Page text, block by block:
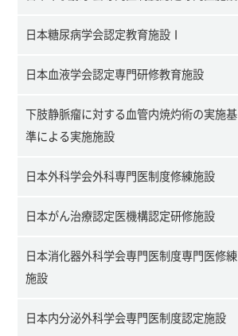
日本糖尿病学会認定教育施設Ⅰ
日本血液学会認定専門研修教育施設
下肢静脈瘤に対する血管内焼灼術の実施基
準による実施施設
日本外科学会外科専門医制度修練施設
日本がん治療認定医機構認定研修施設
日本消化器外科学会専門医制度専門医修練
施設
日本内分泌外科学会専門医制度認定施設